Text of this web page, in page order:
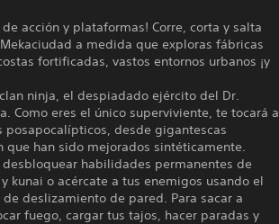
acción y plataformas! Corre, corta y salta
a medida que exploras fábricas
fortificadas, vastos entornos urbanos ¡y
ninja, el despiadado ejército del Dr.
Como eres el único superviviente, te tocará a
desde gigantescas
han sido mejorados sintéticamente.
habilidades permanentes de
kunai o acércate a tus enemigos usando el
deslizamiento de pared. Para sacar a
fuego, cargar tus tajos, hacer paradas y